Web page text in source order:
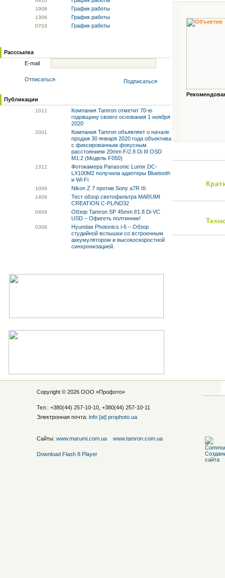
1908 График работы
1306 График работы
0703 График работы
Расссылка
E-mail
Отписаться Подписаться
Публикации
1011
Компания Tamron отметит 70-ю
годовщину своего основания 1 ноября
2020
2001
Компания Tamron объявляет о начале
продаж 30 января 2020 года объектива
с фиксированным фокусным
расстоянием 20mm F/2.8 Di III OSD
M1:2 (Модель F050)
1312
Фотокамера Panasonic Lumix DC-
LX100M2 получила адаптеры Bluetooth
и Wi-Fi
1009 Nikon Z 7 против Sony a7R III.
1409
Тест обзор светофильтра MARUMI
CREATION C-PL/ND32
0409
Обзор Tamron SP 45mm f/1.8 Di VC
USD – Офигеть полтинник!
0309
Hyundae Photonics i-6 – Обзор
студийной вспышки со встроенным
аккумулятором и высокоскоростной
синхронизацией.
Copyright © 2026 ООО «Профото»
Тел.: +380(44) 257-10-10, +380(44) 257-10-11
Электронная почта: info [at] prophoto.ua
Сайты: www.marumi.com.ua www.tamron.com.ua
Download Flash 8 Player